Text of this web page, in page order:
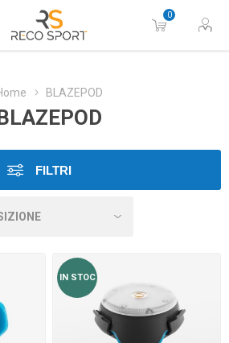
0
BLAZEPOD
FILTRI
IN STOC